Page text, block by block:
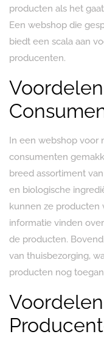
producten als het
Een webshop die
biedt een scala aan
producenten.
In een webshop voor
consumenten
breed assortiment
en biologische
kunnen ze producten
informatie vinden
de producten.
van thuisbezorging,
producten nog